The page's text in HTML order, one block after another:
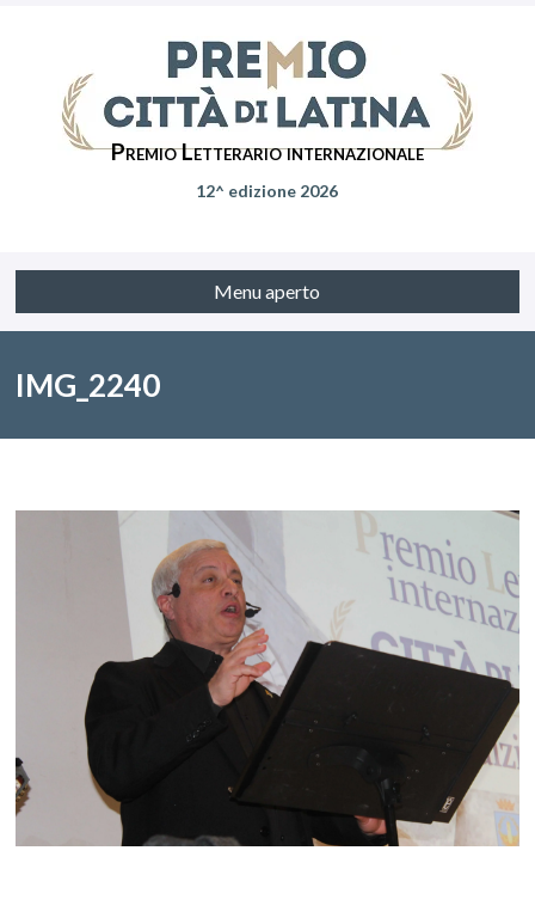
Premio Letterario internazionale
12^ edizione 2026
Menu aperto
IMG_2240